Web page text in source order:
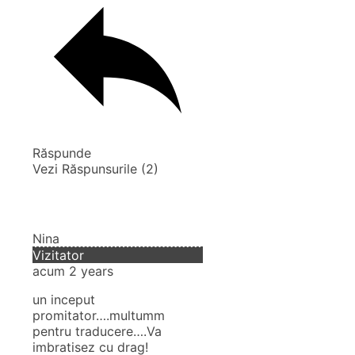
Răspunde
Vezi Răspunsurile (2)
Nina
Vizitator
acum 2 years
un inceput
promitator….multumm
pentru traducere….Va
imbratisez cu drag!